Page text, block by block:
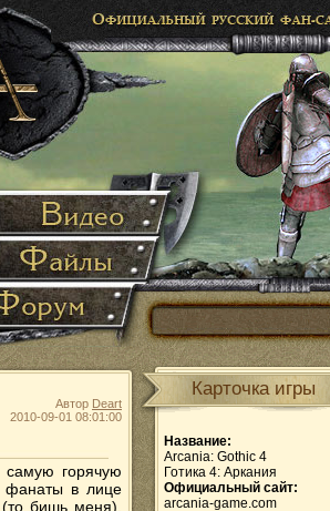
Автор Deart
2010-09-01 08:01:00
самую горячую
фанаты в лице
бишь меня),
Карточка игры
Название:
Arcania: Gothic 4
Готика 4: Аркания
Официальный сайт:
arcania-game.com